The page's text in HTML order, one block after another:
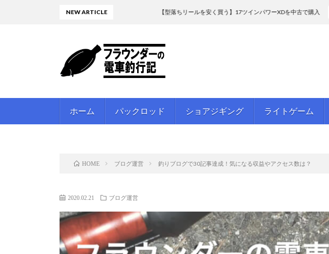
ホーム パックロッド ショアジギング ライトゲーム
NEW ARTICLE 【型落ちリールを安く買う】17ツインパワーXDを中古で購入【スペック比較】
HOME ブログ運営 釣りブログで30記事達成！気になる収益やアクセス数は？
2020.02.21 ブログ運営